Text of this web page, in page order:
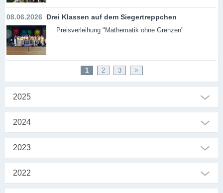
08.06.2026 Drei Klassen auf dem Siegertreppchen
Preisverleihung "Mathematik ohne Grenzen"
1 2 3 >
2025
2024
2023
2022